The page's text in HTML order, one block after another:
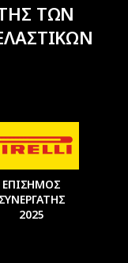
ΤΩΝ
ΕΠΙΣΗΜΟΣ
ΣΥΝΕΡΓΑΤΗΣ
2025